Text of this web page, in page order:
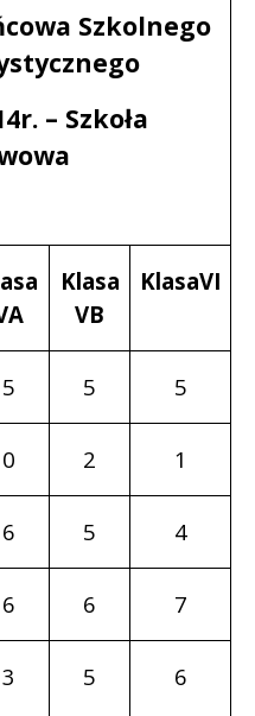
Szkolnego
– Szkoła
Klasa
VB
KlasaVI
5 5 5
0 2 1
6 5 4
6 6 7
3 5 6